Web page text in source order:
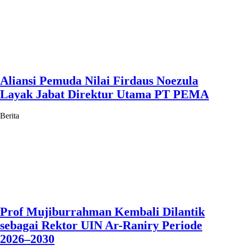
Aliansi Pemuda Nilai Firdaus Noezula
Layak Jabat Direktur Utama PT PEMA
Berita
Prof Mujiburrahman Kembali Dilantik
sebagai Rektor UIN Ar-Raniry Periode
2026–2030